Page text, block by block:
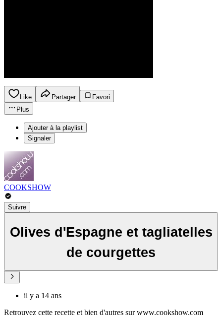
Like Partager
Favori
Plus
Ajouter à la playlist
Signaler
COOKSHOW
Suivre
Olives d'Espagne et tagliatelles
de courgettes
il y a 14 ans
Retrouvez cette recette et bien d'autres sur www.cookshow.com